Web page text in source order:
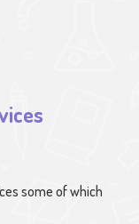
some of which